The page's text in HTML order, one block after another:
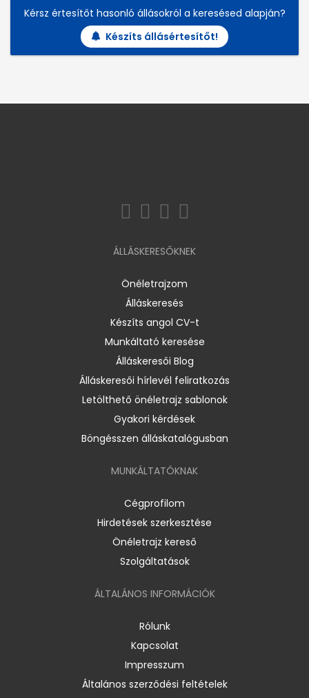
Kérsz értesítőt hasonló állásokról a keresésed alapján?
Készíts állásértesítőt!
ÁLLÁSKERESŐKNEK
Önéletrajzom
Álláskeresés
Készíts angol CV-t
Munkáltató keresése
Álláskeresői Blog
Álláskeresői hírlevél feliratkozás
Letölthető önéletrajz sablonok
Gyakori kérdések
Böngésszen álláskatalógusban
MUNKÁLTATÓKNAK
Cégprofilom
Hirdetések szerkesztése
Önéletrajz kereső
Szolgáltatások
ÁLTALÁNOS INFORMÁCIÓK
Rólunk
Kapcsolat
Impresszum
Általános szerződési feltételek